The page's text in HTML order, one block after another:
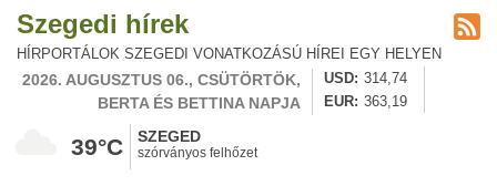
Szegedi hírek
HÍRPORTÁLOK SZEGEDI VONATKOZÁSÚ HÍREI EGY HELYEN
2026. AUGUSZTUS 06., CSÜTÖRTÖK,
BERTA ÉS BETTINA NAPJA
USD
314,74
EUR
363,19
39°C SZEGED
szórványos felhőzet